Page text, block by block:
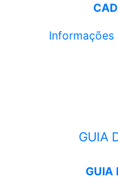
GUIA
GUIA